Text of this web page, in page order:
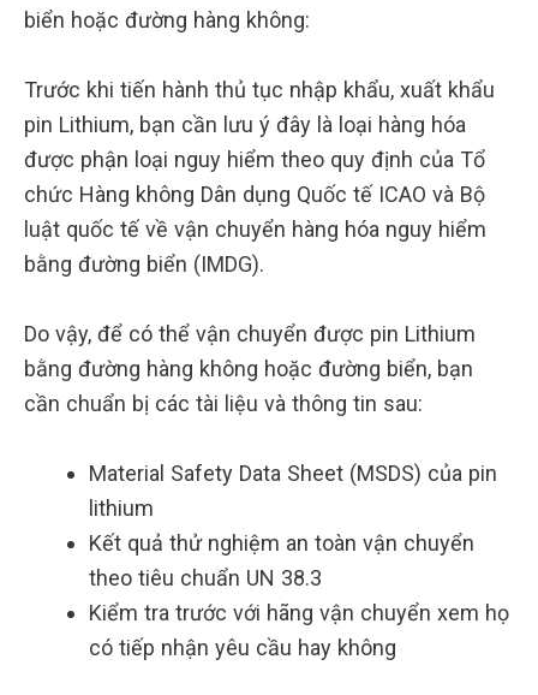
biển hoặc đường hàng không:
Trước khi tiến hành thủ tục nhập khẩu, xuất khẩu
pin Lithium, bạn cần lưu ý đây là loại hàng hóa
được phận loại nguy hiểm theo quy định của Tổ
chức Hàng không Dân dụng Quốc tế ICAO và Bộ
luật quốc tế về vận chuyển hàng hóa nguy hiểm
bằng đường biển (IMDG).
Do vậy, để có thể vận chuyển được pin Lithium
bằng đường hàng không hoặc đường biển, bạn
cần chuẩn bị các tài liệu và thông tin sau:
Material Safety Data Sheet (MSDS) của pin
lithium
Kết quả thử nghiệm an toàn vận chuyển
theo tiêu chuẩn UN 38.3
Kiểm tra trước với hãng vận chuyển xem họ
có tiếp nhận yêu cầu hay không